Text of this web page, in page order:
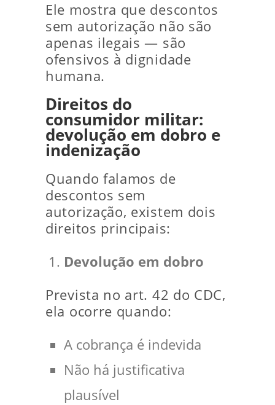
Ele mostra que descontos
sem autorização não são
apenas ilegais — são
ofensivos à dignidade
humana.
Direitos do
consumidor militar:
devolução em dobro e
indenização
Quando falamos de
descontos sem
autorização, existem dois
direitos principais:
Devolução em dobro
Prevista no art. 42 do CDC,
ela ocorre quando:
A cobrança é indevida
Não há justificativa
plausível